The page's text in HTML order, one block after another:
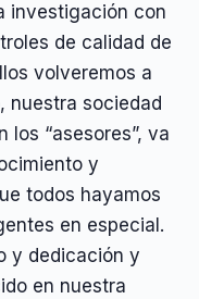
investigación con
de calidad de
volveremos a
nuestra sociedad
los “asesores”, va
y
todos hayamos
en especial.
y dedicación y
en nuestra